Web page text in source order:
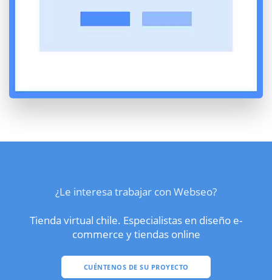
¿Le interesa trabajar con Webseo?
Tienda virtual chile. Especialistas en diseño e-
commerce y tiendas online
CUÉNTENOS DE SU PROYECTO